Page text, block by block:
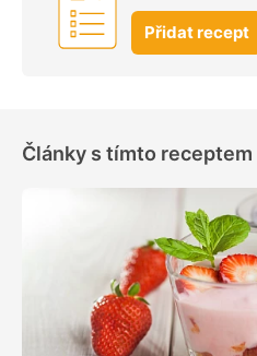
Přidat recept
Články s tímto receptem